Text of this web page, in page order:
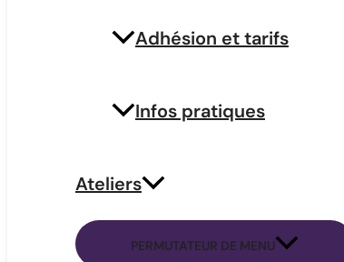
Adhésion et tarifs
Infos pratiques
Ateliers
PERMUTATEUR DE MENU